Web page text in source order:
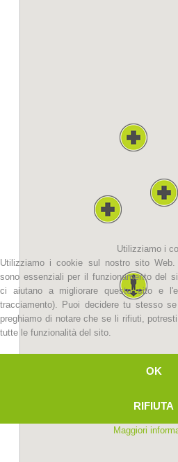
Utilizziamo i
Utilizziamo i cookie sul nostro sito
sono essenziali per il funzionamento del
ci aiutano a migliorare questo sito e
tracciamento). Puoi decidere tu stesso
preghiamo di notare che se li rifiuti,
tutte le funzionalità del sito.
OK
RIFIUTA
Maggiori